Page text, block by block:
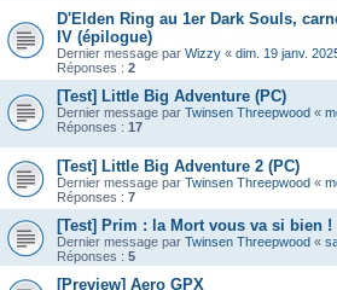
D'Elden Ring au 1er Dark Souls,
IV (épilogue)
Dernier message par Wizzy « dim. 19 janv.
Réponses : 2
[Test] Little Big Adventure (PC)
Dernier message par Twinsen Threepwood «
Réponses : 17
[Test] Little Big Adventure 2 (PC)
Dernier message par Twinsen Threepwood «
Réponses : 7
[Test] Prim : la Mort vous va si bien !
Dernier message par Twinsen Threepwood «
Réponses : 5
[Preview] Aero GPX